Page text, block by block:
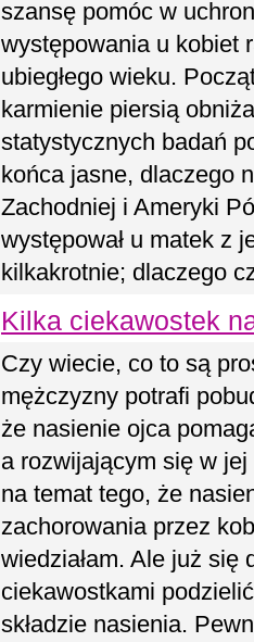
szansę pomóc w
występowania u kobiet
ubiegłego wieku.
karmienie piersią
statystycznych badań
końca jasne, dlaczego
Zachodniej i Ameryki
występował u matek z
kilkakrotnie; dlaczego
Kilka ciekawostek
Czy wiecie, co to są
mężczyzny potrafi
że nasienie ojca
a rozwijającym się w jej
na temat tego, że
zachorowania przez
wiedziałam. Ale już się
ciekawostkami
składzie nasienia.